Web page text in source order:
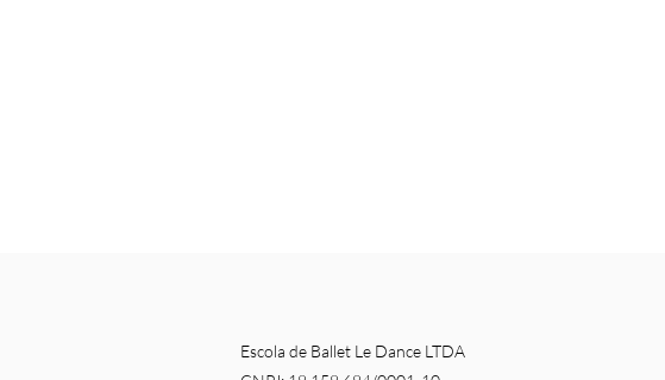
Escola de Ballet Le Dance LTDA